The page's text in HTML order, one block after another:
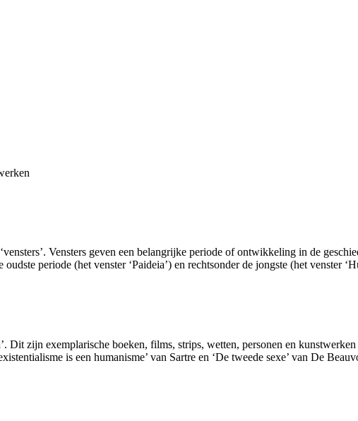
Vensters geven een belangrijke periode of ontwikkeling in de
periode (het venster ‘Paideia’) en rechtsonder de jongste (het venster
Dit zijn exemplarische boeken, films, strips, wetten, personen en
is een humanisme’ van Sartre en ‘De tweede sexe’ van De